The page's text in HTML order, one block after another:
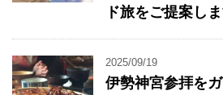
ド旅をご提案し
2025/09/19
伊勢神宮参拝を